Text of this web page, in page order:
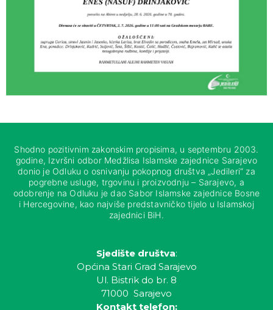
Shodno pozitivnim zakonskim propisima, u septembru 2003.
godine, Izvršni odbor Medžlisa Islamske zajednice Sarajevo
donio je Odluku o osnivanju pokopnog društva „Jedileri“ za
pogrebne usluge, trgovinu i proizvodnju – Sarajevo, a
odobrenje na Odluku je dao Sabor Islamske zajednice Bosne
i Hercegovine, kao najviše predstavničko tijelo u Islamskoj
zajednici BiH.
Sjedište društva:
Općina Stari Grad Sarajevo
Ul. Bistrik do br. 8
71000 Sarajevo
Kontakt telefon: